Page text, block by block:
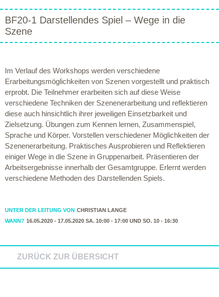
BF20-1 Darstellendes Spiel – Wege in die
Szene
Im Verlauf des Workshops werden verschiedene
Erarbeitungsmöglichkeiten von Szenen vorgestellt und praktisch
erprobt. Die Teilnehmer erarbeiten sich auf diese Weise
verschiedene Techniken der Szenenerarbeitung und reflektieren
diese auch hinsichtlich ihrer jeweiligen Einsetzbarkeit und
Zielsetzung. Übungen zum Kennen lernen, Zusammenspiel,
Sprache und Körper. Vorstellen verschiedener Möglichkeiten der
Szenenerarbeitung. Praktisches Ausprobieren und Reflektieren
einiger Wege in die Szene in Gruppenarbeit. Präsentieren der
Arbeitsergebnisse innerhalb der Gesamtgruppe. Erlernt werden
verschiedene Methoden des Darstellenden Spiels.
UNTER DER LEITUNG VON CHRISTIAN LANGE
WANN? 16.05.2020 - 17.05.2020 SA. 10:00 - 17:00 UND SO. 10 - 16:30
ZURÜCK ZUR ÜBERSICHT